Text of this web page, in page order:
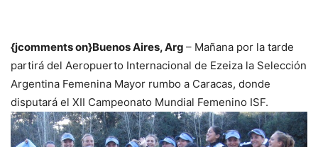
{jcomments on}Buenos Aires, Arg – Mañana por la tarde
partirá del Aeropuerto Internacional de Ezeiza la Selección
Argentina Femenina Mayor rumbo a Caracas, donde
disputará el XII Campeonato Mundial Femenino ISF.